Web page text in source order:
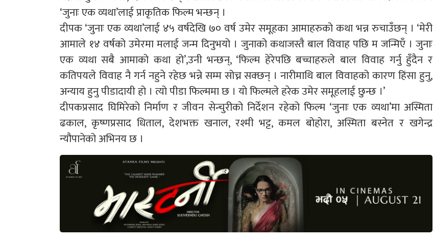
‘जुनाः एक व्यथा’लाई प्राकृतिक फिल्म भन्छन् ।
दीपक ‘जुनाः एक व्यथा’लाई ४५ वर्षदेखि ७० वर्ष उमेर समूहका आमाहरुको कथा भन्न रुचाउँछन् । ‘मेरी
आमाले १४ वर्षको उमेरमा मलाई जन्म दिनुभयो । जुनाको कथाजस्तै बाल विवाह पछि म जन्मिएँ । जुनाः
एक व्यथा सबै आमाको कथा हो’,उनी भन्छन्, ‘फिल्म हेरेपछि बच्चाहरुले बाल विवाह गर्नु हुँदैन र
कतिपयले विवाह नै गर्न नहुने रहेछ भन्ने सम्म सोच्न सक्छन् । नारीमाथि बाल विवाहको कारण हिंसा हुनु,
अन्याय हुनु पीडादायी हो । त्यो पीडा फिल्ममा छ । यो फिल्मले हरेक उमेर समूहलाई छुन्छ ।’
दीपकप्रसाद घिमिरेको निर्माण र जीवन सेन्चुरीको निर्देशन रहेको फिल्म ‘जुनाः एक व्यथा’मा अस्मिता
ढकाल, कृष्णप्रसाद धिताल, देशभक्त खनाल, रश्मी भट्ट, कमल बोहोरा, अस्मिता बस्नेत र खगेन्द्र
न्यौपानेको अभिनय छ ।